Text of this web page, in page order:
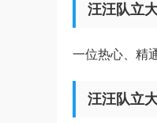
汪汪队立
一位热心、精
汪汪队立